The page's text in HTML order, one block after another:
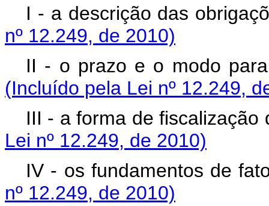
I - a descrição das
nº 12.249, de 2010)
II - o prazo e o modo
(Incluído pela Lei nº 12.249,
III - a forma de
Lei nº 12.249, de 2010)
IV - os fundamentos de
nº 12.249, de 2010)